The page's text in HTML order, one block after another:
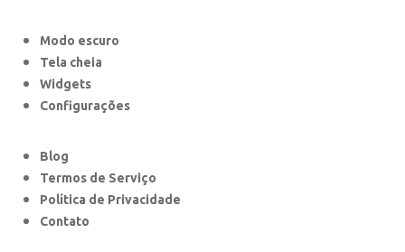
Modo escuro
Tela cheia
Widgets
Configurações
Blog
Termos de Serviço
Política de Privacidade
Contato